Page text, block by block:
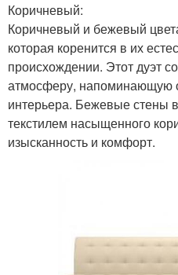
Коричневый:
Коричневый и бежевый
которая коренится в их
происхождении. Этот дуэт
атмосферу, напоминающую
интерьера. Бежевые стены
текстилем насыщенного
изысканность и комфорт.